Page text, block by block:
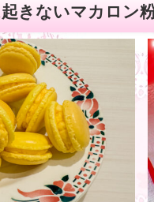
きないマカロン粉